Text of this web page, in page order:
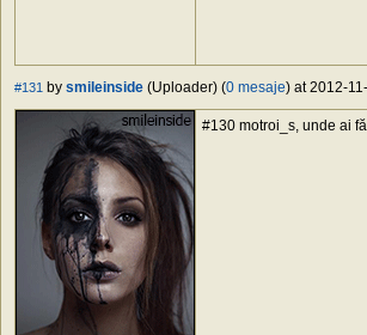
#131 by smileinside (Uploader) (0 mesaje) at 2012-
#130 motroi_s, unde ai